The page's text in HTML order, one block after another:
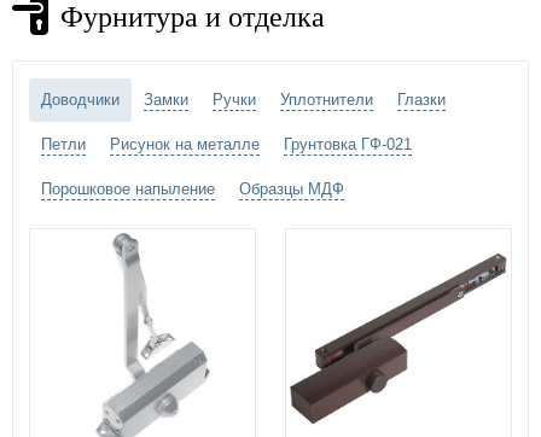
Фурнитура и отделка
Доводчики Замки Ручки Уплотнители Глазки
Петли Рисунок на металле Грунтовка ГФ-021
Порошковое напыление Образцы МДФ